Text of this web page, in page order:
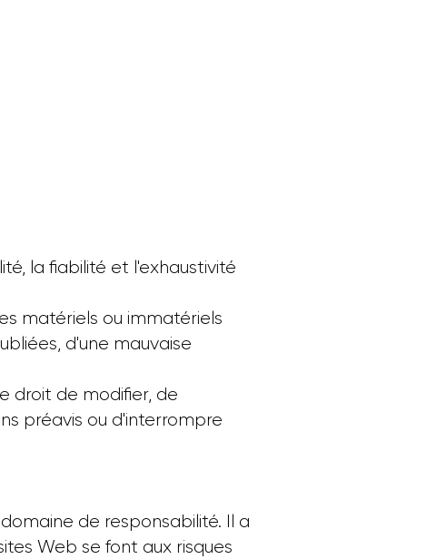
la fiabilité et l'exhaustivité
matériels ou immatériels
d'une mauvaise
droit de modifier, de
préavis ou d'interrompre
de responsabilité. Il a
Web se font aux risques